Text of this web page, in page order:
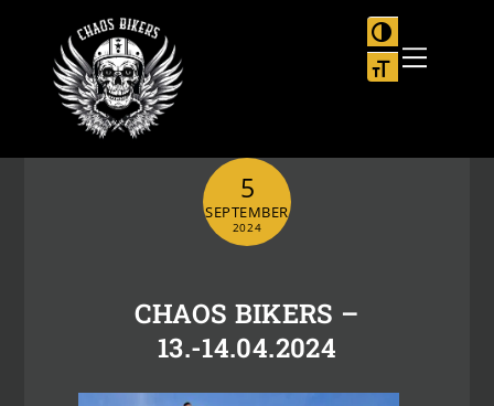
content
Menu
SCHRIFT
5
SEPTEMBER
2024
CHAOS BIKERS –
13.-14.04.2024